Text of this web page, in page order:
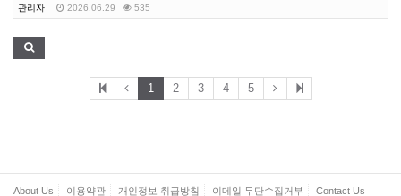
관리자 2026.06.29 535
1 2 3 4 5
About Us 이용약관 개인정보 취급방침 이메일 무단수집거부 Contact Us